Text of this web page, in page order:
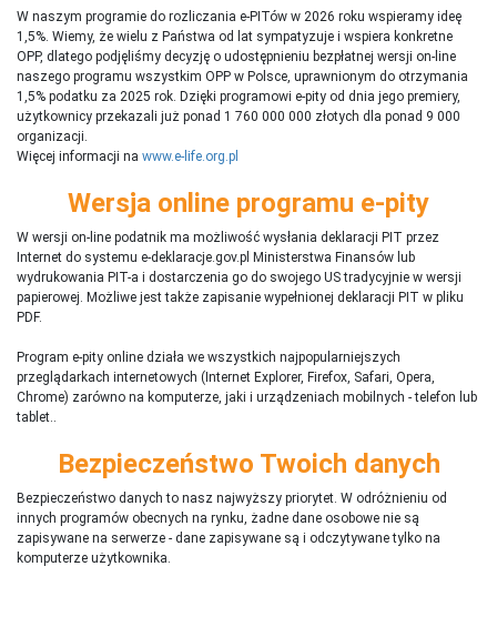
W naszym programie do rozliczania e-PITów w 2026 roku wspieramy ideę
1,5%. Wiemy, że wielu z Państwa od lat sympatyzuje i wspiera konkretne
OPP, dlatego podjęliśmy decyzję o udostępnieniu bezpłatnej wersji on-line
naszego programu wszystkim OPP w Polsce, uprawnionym do otrzymania
1,5% podatku za 2025 rok. Dzięki programowi e-pity od dnia jego premiery,
użytkownicy przekazali już ponad 1 760 000 000 złotych dla ponad 9 000
organizacji.
Więcej informacji na www.e-life.org.pl
Wersja online programu e-pity
W wersji on-line podatnik ma możliwość wysłania deklaracji PIT przez
Internet do systemu e-deklaracje.gov.pl Ministerstwa Finansów lub
wydrukowania PIT-a i dostarczenia go do swojego US tradycyjnie w wersji
papierowej. Możliwe jest także zapisanie wypełnionej deklaracji PIT w pliku
PDF.
Program e-pity online działa we wszystkich najpopularniejszych
przeglądarkach internetowych (Internet Explorer, Firefox, Safari, Opera,
Chrome) zarówno na komputerze, jaki i urządzeniach mobilnych - telefon lub
tablet..
Bezpieczeństwo Twoich danych
Bezpieczeństwo danych to nasz najwyższy priorytet. W odróżnieniu od
innych programów obecnych na rynku, żadne dane osobowe nie są
zapisywane na serwerze - dane zapisywane są i odczytywane tylko na
komputerze użytkownika.